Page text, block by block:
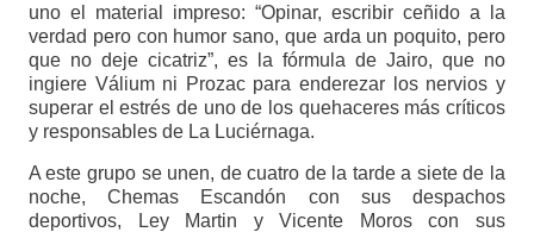
uno el material impreso: “Opinar, escribir ceñido a la
verdad pero con humor sano, que arda un poquito, pero
que no deje cicatriz”, es la fórmula de Jairo, que no
ingiere Válium ni Prozac para enderezar los nervios y
superar el estrés de uno de los quehaceres más críticos
y responsables de La Luciérnaga.
A este grupo se unen, de cuatro de la tarde a siete de la
noche, Chemas Escandón con sus despachos
deportivos, Ley Martin y Vicente Moros con sus